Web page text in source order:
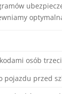
osób
pojazdu przed